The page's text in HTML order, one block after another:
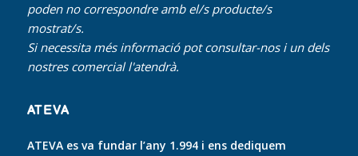
poden no correspondre amb el/s producte/s
mostrat/s.
Si necessita més informació pot consultar-nos i un dels
nostres comercial l'atendrà.
ATEVA
ATEVA es va fundar l’any 1.994 i ens dediquem